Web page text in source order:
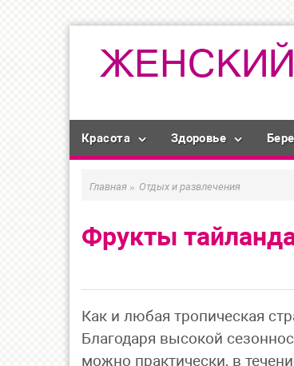
Красота Здоровье
Главная » Отдых и развлечения
Фрукты
Как и любая тропическая
Благодаря высокой
можно практически, в